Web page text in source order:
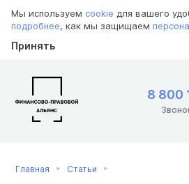
Мы используем cookie для вашего
подробнее, как мы защищаем
Принять
8 800
Главная Статьи